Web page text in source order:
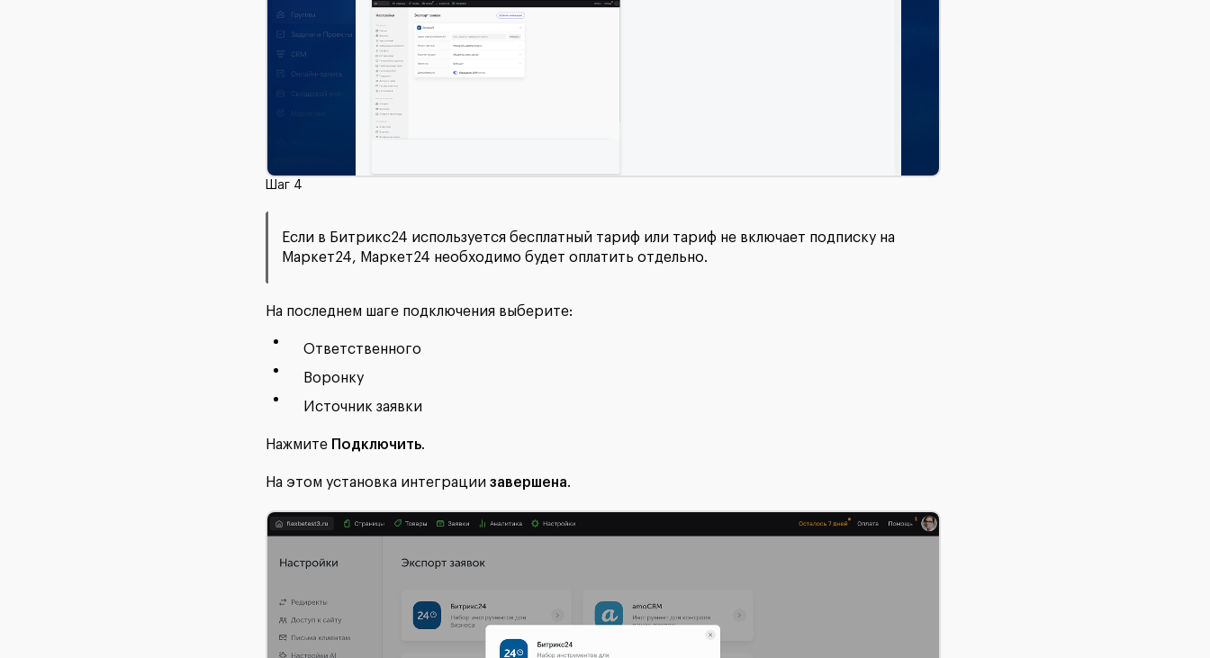
Шаг 4
Если в Битрикс24 используется бесплатный тариф или тариф не включает подписку на
Маркет24, Маркет24 необходимо будет оплатить отдельно.
На последнем шаге подключения выберите:
Ответственного
Воронку
Источник заявки
Нажмите Подключить.
На этом установка интеграции завершена.